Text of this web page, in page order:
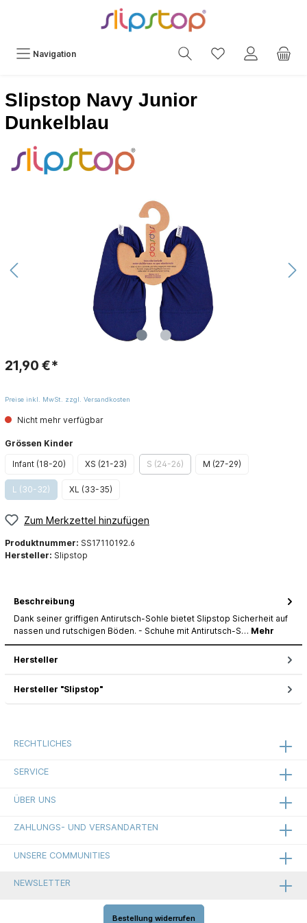
Navigation
Slipstop Navy Junior
Dunkelblau
21,90 €*
Preise inkl. MwSt. zzgl. Versandkosten
Nicht mehr verfügbar
Grössen Kinder
Infant (18-20) XS (21-23) S (24-26) M (27-29)
L (30-32) XL (33-35)
Zum Merkzettel hinzufügen
Produktnummer: SS17110192.6
Hersteller: Slipstop
Beschreibung
Dank seiner griffigen Antirutsch-Sohle bietet Slipstop Sicherheit auf
nassen und rutschigen Böden. - Schuhe mit Antirutsch-S… Mehr
Hersteller
Hersteller "Slipstop"
RECHTLICHES
SERVICE
ÜBER UNS
ZAHLUNGS- UND VERSANDARTEN
UNSERE COMMUNITIES
NEWSLETTER
Bestellung widerrufen